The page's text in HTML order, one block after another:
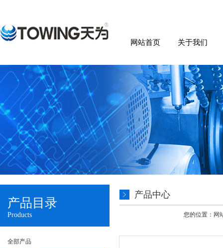
网站首页 关于我们
产品目录
Products
全部产品
产品中心
您的位置： 网